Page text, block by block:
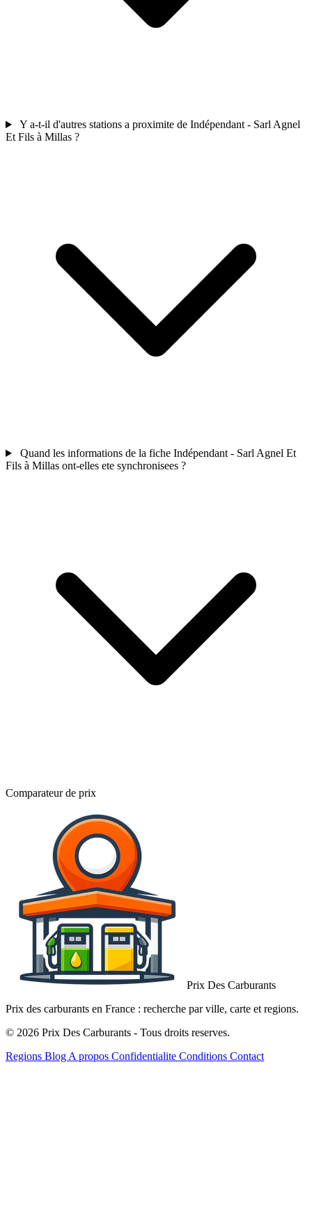
Y a-t-il d'autres stations a proximite de Indépendant - Sarl Agnel
Et Fils à Millas ?
Quand les informations de la fiche Indépendant - Sarl Agnel Et
Fils à Millas ont-elles ete synchronisees ?
Comparateur de prix
Prix Des Carburants
Prix des carburants en France : recherche par ville, carte et regions.
© 2026 Prix Des Carburants - Tous droits reserves.
Regions Blog A propos Confidentialite Conditions Contact